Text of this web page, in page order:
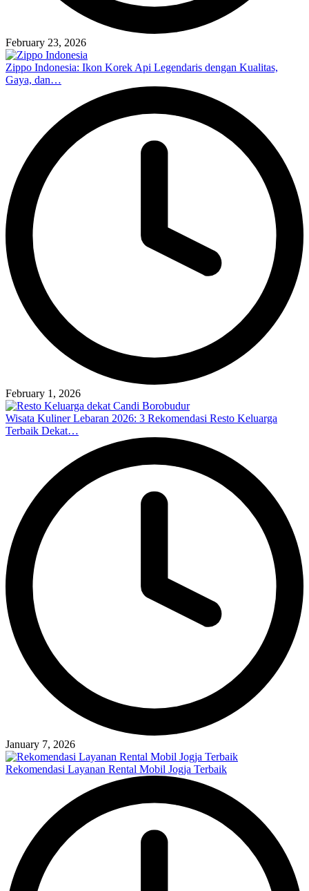
February 23, 2026
Zippo Indonesia: Ikon Korek Api Legendaris dengan Kualitas,
Gaya, dan…
February 1, 2026
Wisata Kuliner Lebaran 2026: 3 Rekomendasi Resto Keluarga
Terbaik Dekat…
January 7, 2026
Rekomendasi Layanan Rental Mobil Jogja Terbaik